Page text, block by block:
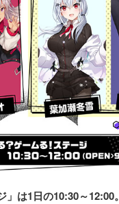
は1日の10:30～12:00。